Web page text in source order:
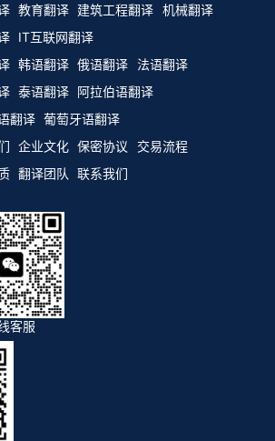
教育翻译 建筑工程翻译 机械翻译
IT互联网翻译
韩语翻译 俄语翻译
法语翻译
泰语翻译 阿拉伯语翻译
翻译 葡萄牙语翻译
企业文化 保密协议
交易流程
翻译团队
联系我们
客服